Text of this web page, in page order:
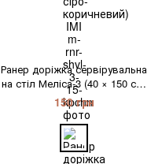
Ранер доріжка сервірувальна
на стіл Меліса-3 (40 × 150 см,
бавовна, м'ятний) IMI
150 грн